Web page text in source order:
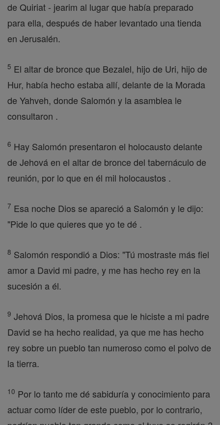
de Quiriat - jearim al lugar que había preparado
para ella, después de haber levantado una tienda
en Jerusalén.
5 El altar de bronce que Bezalel, hijo de Uri, hijo de
Hur, había hecho estaba allí, delante de la Morada
de Yahveh, donde Salomón y la asamblea le
consultaron .
6 Hay Salomón presentaron el holocausto delante
de Jehová en el altar de bronce del tabernáculo de
reunión, por lo que en él mil holocaustos .
7 Esa noche Dios se apareció a Salomón y le dijo:
"Pide lo que quieres que yo te dé .
8 Salomón respondió a Dios: "Tú mostraste más fiel
amor a David mi padre, y me has hecho rey en la
sucesión a él.
9 Jehová Dios, la promesa que le hiciste a mi padre
David se ha hecho realidad, ya que me has hecho
rey sobre un pueblo tan numeroso como el polvo de
la tierra.
10 Por lo tanto me dé sabiduría y conocimiento para
actuar como líder de este pueblo, por lo contrario,